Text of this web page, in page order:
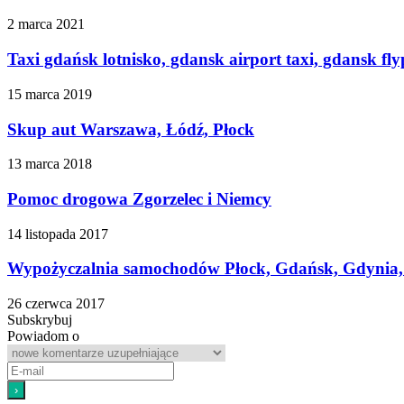
2 marca 2021
Taxi gdańsk lotnisko, gdansk airport taxi, gdansk
15 marca 2019
Skup aut Warszawa, Łódź, Płock
13 marca 2018
Pomoc drogowa Zgorzelec i Niemcy
14 listopada 2017
Wypożyczalnia samochodów Płock, Gdańsk,
26 czerwca 2017
Subskrybuj
Powiadom o